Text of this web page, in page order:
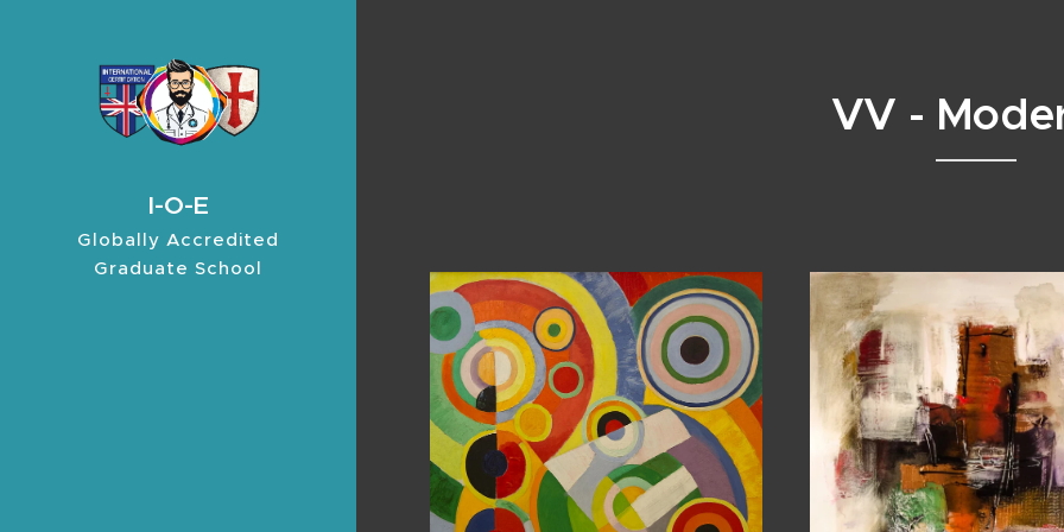
I-O-E
Globally Accredited
Graduate School
VV -